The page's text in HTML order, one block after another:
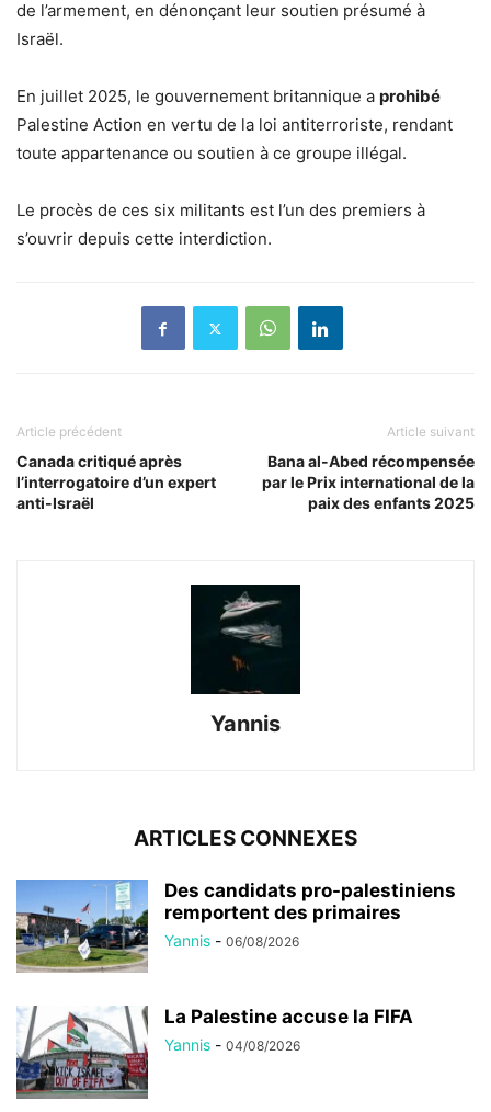
de l’armement, en dénonçant leur soutien présumé à
Israël.
En juillet 2025, le gouvernement britannique a prohibé
Palestine Action en vertu de la loi antiterroriste, rendant
toute appartenance ou soutien à ce groupe illégal.
Le procès de ces six militants est l’un des premiers à
s’ouvrir depuis cette interdiction.
Article précédent
Canada critiqué après
l’interrogatoire d’un expert
anti-Israël
Article suivant
Bana al-Abed récompensée
par le Prix international de la
paix des enfants 2025
Yannis
ARTICLES CONNEXES
Des candidats pro-palestiniens
remportent des primaires
Yannis - 06/08/2026
La Palestine accuse la FIFA
Yannis - 04/08/2026